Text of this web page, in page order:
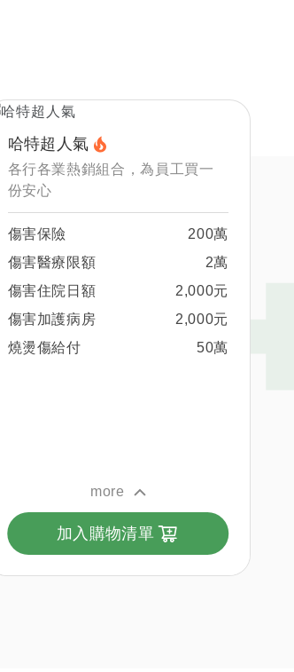
哈特超人氣
各行各業熱銷組合，為員工買一
份安心
傷害保險
200萬
傷害醫療限額
2萬
傷害住院日額
2,000元
傷害加護病房
2,000元
燒燙傷給付
50萬
more
加入購物清單